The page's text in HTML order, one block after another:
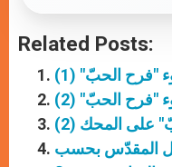
Related Posts:
"فرح الحبّ" (1)
"فرح الحبّ" (2)
على المحك (2)
المقدّس بحسب